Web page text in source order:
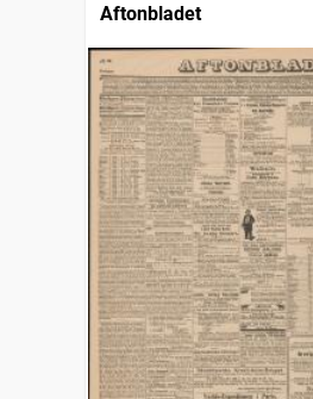
Aftonbladet